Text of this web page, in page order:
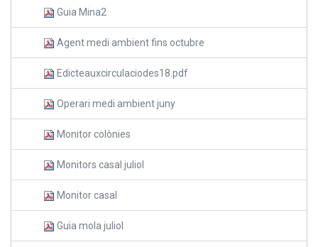
Guia Mina2
Agent medi ambient fins octubre
Edicteauxcirculaciodes18.pdf
Operari medi ambient juny
Monitor colònies
Monitors casal juliol
Monitor casal
Guia mola juliol